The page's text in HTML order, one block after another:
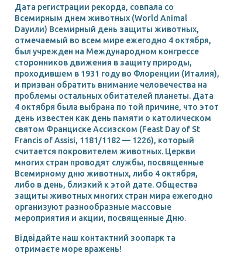
Дата регистрации рекорда, совпала со
Всемирным днем животных (World Animal
Dayили) Всемирный день защиты животных,
отмечаемый во всем мире ежегодно 4 октября,
был учрежден на Международном конгрессе
сторонников движения в защиту природы,
проходившем в 1931 году во Флоренции (Италия),
и призван обратить внимание человечества на
проблемы остальных обитателей планеты. Дата
4 октября была выбрана по той причине, что этот
день известен как день памяти о католическом
святом Франциске Ассизском (Feast Day of St
Francis of Assisi, 1181/1182 — 1226), который
считается покровителем животных. Церкви
многих стран проводят службы, посвященные
Всемирному дню животных, либо 4 октября,
либо в день, близкий к этой дате. Общества
защиты животных многих стран мира ежегодно
организуют разнообразные массовые
мероприятия и акции, посвященные Дню.
Відвідайте наш контактний зоопарк та
отримаєте море вражень!